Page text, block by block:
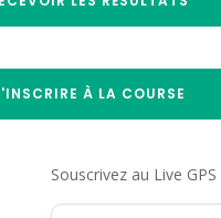
À LA COURSE
Souscrivez au Live